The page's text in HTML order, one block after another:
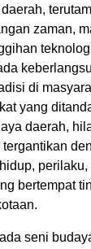
zaman,
di
yang
daerah,
bertempat
seni